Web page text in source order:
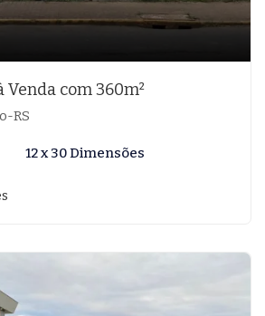
Venda com 360m²
RS
12 x 30 Dimensões